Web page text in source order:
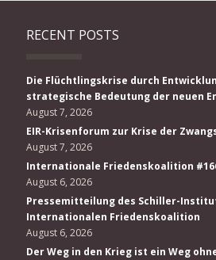
RECENT POSTS
Die Flüchtlingskrise durch
strategische Bedeutung der neuen
August 7, 2026
EIR-Krisenforum zur Krise der
August 7, 2026
Internationale Friedenskoalition
August 6, 2026
Pressemitteilung des Schiller-
Internationalen Friedenskoalition
August 6, 2026
Der Weg in den Krieg ist ein Weg